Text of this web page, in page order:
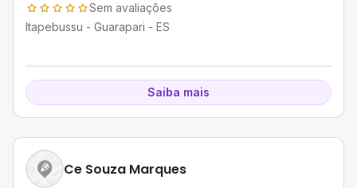
Sem avaliações
Itapebussu - Guarapari - ES
Saiba mais
Ce Souza Marques